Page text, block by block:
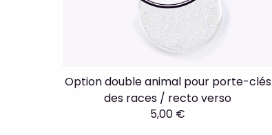
Option double animal pour porte-clés
des races / recto verso
5,00 €